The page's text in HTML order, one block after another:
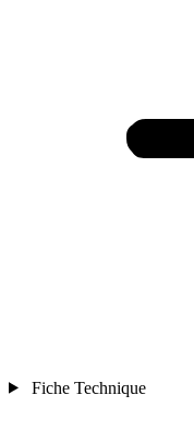
Fiche Technique